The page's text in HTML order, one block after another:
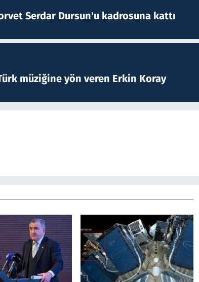
Serdar Dursun'u kadrosuna kattı
müziğine yön veren Erkin Koray